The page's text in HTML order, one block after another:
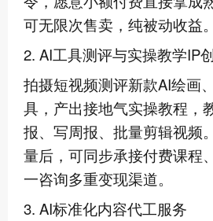
可无限次售卖，纯被动收益。
2. AI工具测评与实操教学IP
拍摄短视频测评新款AI绘画
具，产出接地气实操教程，
报、写周报、批量剪辑视频
量后，可同步承接付费课程
一咨询多重变现渠道。
3. AI标准化内容代工服务